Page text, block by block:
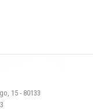
15 - 80133